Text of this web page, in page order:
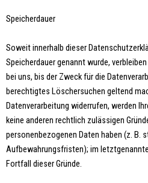
Speicherdauer
Soweit innerhalb dieser
Speicherdauer genannt wurde,
bei uns, bis der Zweck für die
berechtigtes Löschersuchen geltend
Datenverarbeitung widerrufen, werden
keine anderen rechtlich zulässigen
personenbezogenen Daten haben (z. B.
Aufbewahrungsfristen); im
Fortfall dieser Gründe.